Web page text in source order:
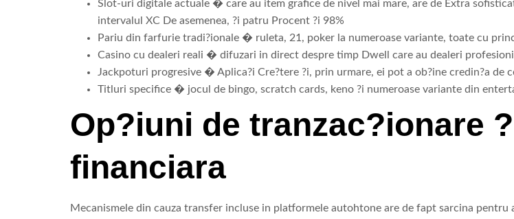
Slot-uri digitale actuale � care au item grafice de nivel mai mare, are de Extra
intervalul XC De asemenea, ?i patru Procent ?i 98%
Pariu din farfurie tradi?ionale � ruleta, 21, poker la numeroase variante, toate cu
Casino cu dealeri reali � difuzari in direct despre timp Dwell care au dealeri
Jackpoturi progresive � Aplica?i Cre?tere ?i, prin urmare, ei pot a ob?ine credin?a de
Titluri specifice � jocul de bingo, scratch cards, keno ?i numeroase variante din
Op?iuni de tranzac?ionare
financiara
Mecanismele din cauza transfer incluse in platformele autohtone are de fapt sarcina